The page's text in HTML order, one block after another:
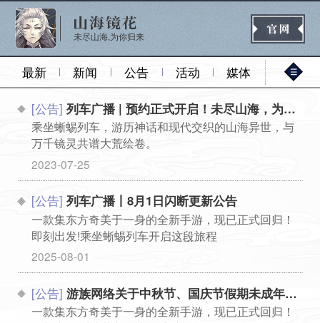
未尽山海,为你归来
最新 新闻 公告 活动 媒体
官网首页
新闻
热门 新手 进阶
[公告] 列车广播 | 预约正式开启！未尽山海，为你归来！
乘坐蜥蜴列车，游历神话和现代交织的山海异世，与
万千镜灵共谱大荒绘卷。
2023-07-25
[公告] 列车广播丨8月1日闪断更新公告
一款集东方奇美于一身的全新手游，现已正式回归！
即刻出发!乘坐蜥蜴列车开启这段旅程
...
2025-08-01
[公告] 游族网络关于中秋节、国庆节假期未成年人游戏限时的通知
一款集东方奇美于一身的全新手游，现已正式回归！